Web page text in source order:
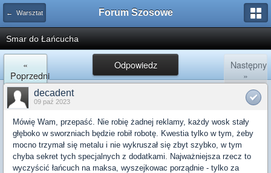
← Warsztat Forum Szosowe
Smar do Łańcucha
Odpowiedz
«
Poprzedni
Następny
»
decadent
09 paź 2023
Mówię Wam, przepaść. Nie robię żadnej reklamy, każdy wosk stały
głęboko w sworzniach będzie robił robotę. Kwestia tylko w tym, żeby
mocno trzymał się metalu i nie wykruszał się zbyt szybko, w tym
chyba sekret tych specjalnych z dodatkami. Najważniejsza rzecz to
wyczyścić łańcuch na maksa, wyszejkowac porządnie - tylko za